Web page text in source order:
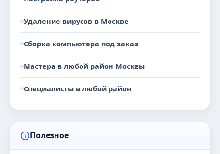
Удаление вирусов в Москве
Сборка компьютера под заказ
Мастера в любой район Москвы
Специалисты в любой район
Полезное